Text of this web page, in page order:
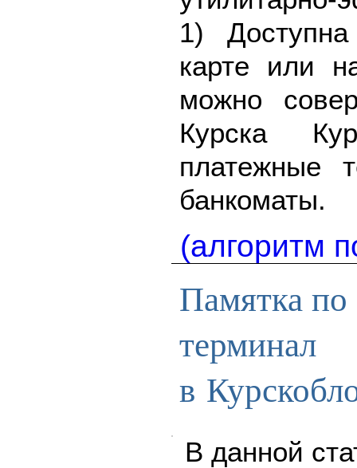
1)
карте или
можно
Курска
платежные
банкоматы.
(алгоритм
Памятка по
терминал
в
В данной